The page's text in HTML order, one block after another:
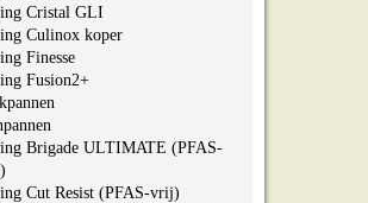
Cristal GLI
Culinox koper
Finesse
Fusion2+
Brigade ULTIMATE (PFAS-
Cut Resist (PFAS-vrij)